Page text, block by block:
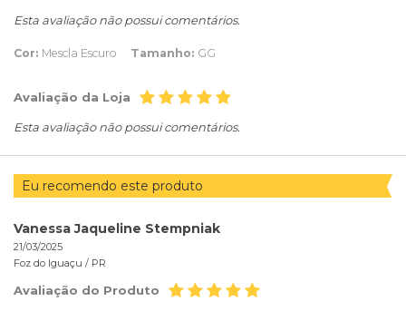
Esta avaliação não possui comentários.
Cor: Mescla Escuro Tamanho: GG
Avaliação da Loja
Esta avaliação não possui comentários.
Eu recomendo este produto
Vanessa Jaqueline Stempniak
21/03/2025
Foz do Iguaçu / PR
Avaliação do Produto